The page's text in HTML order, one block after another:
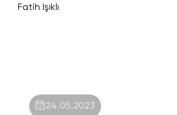
24.05.2023